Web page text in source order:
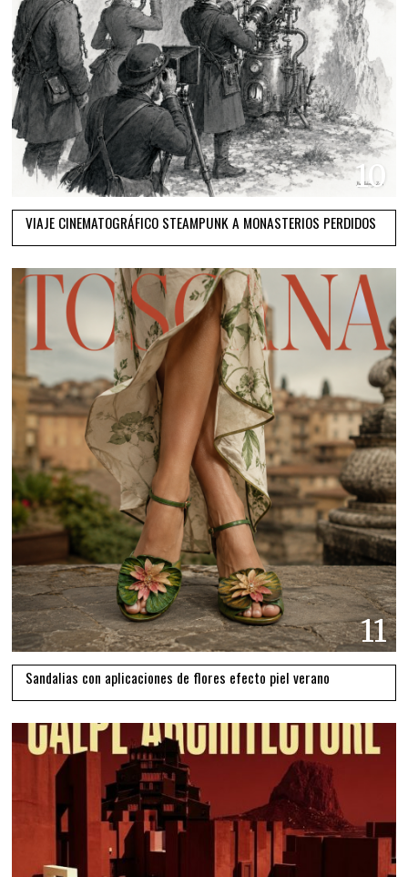
10
VIAJE CINEMATOGRÁFICO STEAMPUNK A MONASTERIOS PERDIDOS
11
Sandalias con aplicaciones de flores efecto piel verano